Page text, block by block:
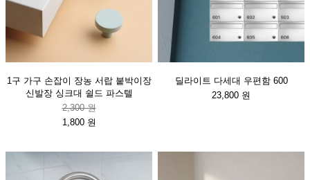
1구 가구 손잡이 장농 서랍 붙박이장
신발장 싱크대 쉴드 파스텔
2,300 원
1,800 원
딜라이트 다세대 우편함 600
23,800 원